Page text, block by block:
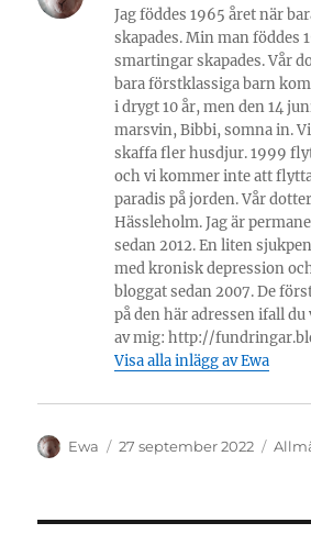
Jag föddes 1965 året när
skapades. Min man föddes
smartingar skapades. Vår
bara förstklassiga barn
i drygt 10 år, men den 14
marsvin, Bibbi, somna in.
skaffa fler husdjur. 1999
och vi kommer inte att
paradis på jorden. Vår
Hässleholm. Jag är
sedan 2012. En liten
med kronisk depression
bloggat sedan 2007. De
på den här adressen ifall
av mig: http://
Visa alla inlägg av Ewa
Författare
Ewa
Publicerat
27 september 2022